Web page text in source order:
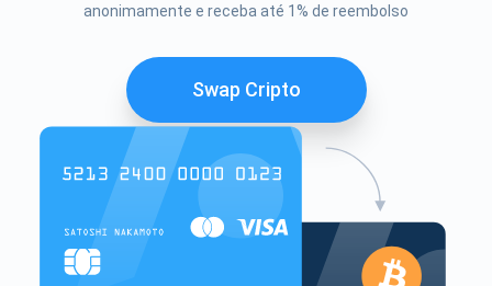
anonimamente e receba até 1% de reembolso
Swap Cripto